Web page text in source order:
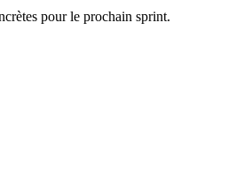
pour le prochain sprint.